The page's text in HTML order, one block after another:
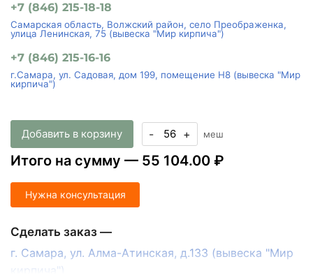
+7 (846) 215-18-18
Самарская область, Волжский район, село Преображенка,
улица Ленинская, 75 (вывеска "Мир кирпича")
+7 (846) 215-16-16
г.Самара, ул. Садовая, дом 199, помещение Н8 (вывеска "Мир
кирпича")
Добавить в корзину - + меш
Итого на сумму — 55 104.00 ₽
Нужна консультация
Сделать заказ —
г. Самара, ул. Алма-Атинская, д.133 (вывеска "Мир
кирпича")